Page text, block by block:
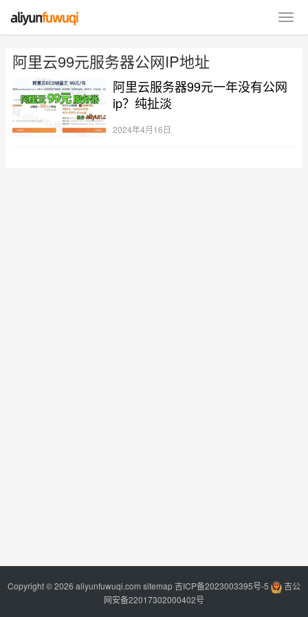
阿里云99元服务器公网IP地址
阿里云服务器99元一年没有公网
ip？纯扯淡
2024年4月16日
Copyright © 2026 aliyunfuwuqi.com sitemap吉ICP备2023003395号-5
吉公
网安备22017302000402号